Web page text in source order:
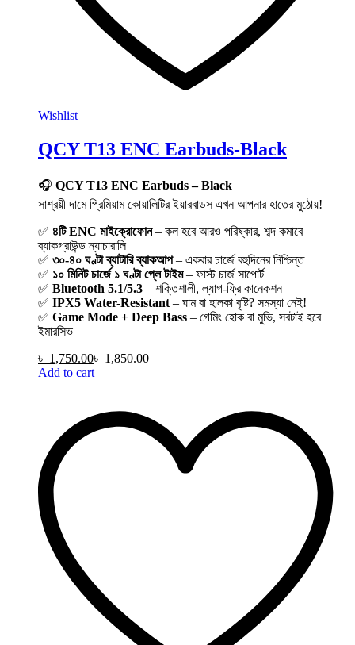
Wishlist
QCY T13 ENC Earbuds-Black
🎧 QCY T13 ENC Earbuds – Black
সাশ্রয়ী দামে প্রিমিয়াম কোয়ালিটির ইয়ারবাডস এখন আপনার হাতের মুঠোয়!
✅ ৪টি ENC মাইক্রোফোন– কল হবে আরও পরিষ্কার, শব্দ কমাবে
ব্যাকগ্রাউন্ড ন্যাচারালি
✅ ৩০-৪০ ঘণ্টা ব্যাটারি ব্যাকআপ– একবার চার্জে বহুদিনের নিশ্চিন্ত
✅ ১০ মিনিট চার্জে ১ ঘণ্টা প্লে টাইম– ফাস্ট চার্জ সাপোর্ট
✅ Bluetooth 5.1/5.3 – শক্তিশালী, ল্যাগ-ফ্রি কানেকশন
✅ IPX5 Water-Resistant – ঘাম বা হালকা বৃষ্টি? সমস্যা নেই!
✅ Game Mode + Deep Bass – গেমিং হোক বা মুভি, সবটাই হবে
ইমারসিভ
৳ 1,750.00৳1,850.00
Add to cart